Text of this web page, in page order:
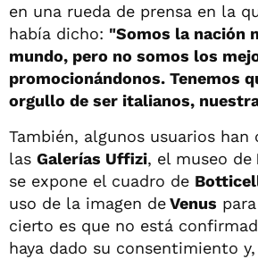
en una rueda de prensa en la
había dicho: "Somos la nación
mundo, pero no somos los
promocionándonos. Tenemos
orgullo de ser italianos,
También, algunos usuarios han
las Galerías Uffizi, el museo de
se expone el cuadro de
uso de la imagen deVenus
cierto es que no está
haya dado su consentimiento y,